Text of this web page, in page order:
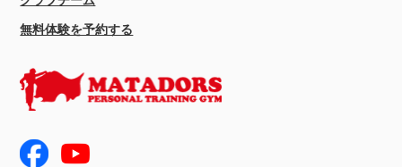
無料体験を予約する